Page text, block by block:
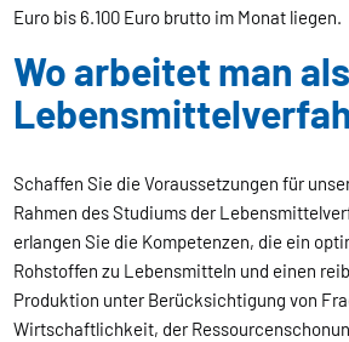
Euro bis 6.100 Euro brutto im Monat liegen.
Wo arbeitet man als
Schaffen Sie die Voraussetzungen für
Rahmen des Studiums der
erlangen Sie die Kompetenzen, die ein
Rohstoffen zu Lebensmitteln und einen
Produktion unter Berücksichtigung von
Wirtschaftlichkeit, der